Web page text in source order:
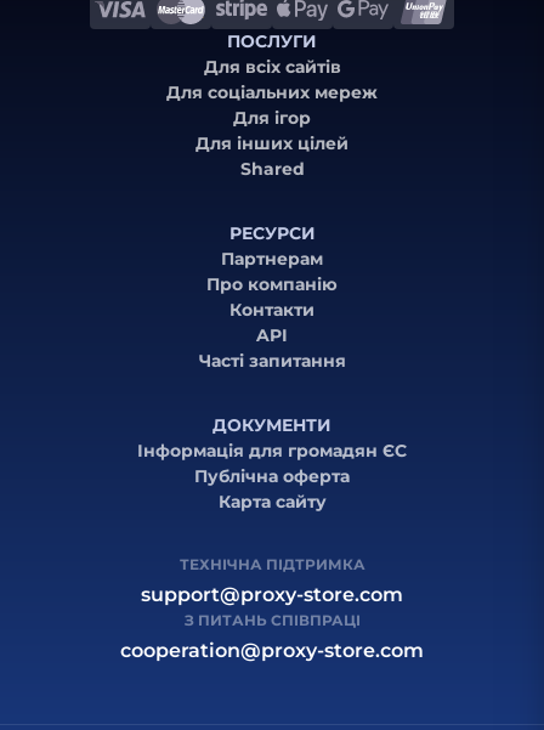
ПОСЛУГИ
Для всіх сайтів
Для соціальних мереж
Для ігор
Для інших цілей
Shared
РЕСУРСИ
Партнерам
Про компанію
Контакти
API
Часті запитання
ДОКУМЕНТИ
Інформація для громадян ЄС
Публічна оферта
Карта сайту
ТЕХНІЧНА ПІДТРИМКА
support@proxy-store.com
З ПИТАНЬ СПІВПРАЦІ
cooperation@proxy-store.com